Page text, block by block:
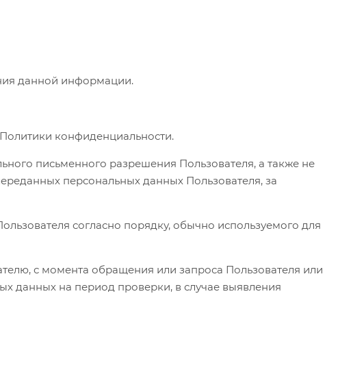
данной информации.
конфиденциальности.
письменного разрешения Пользователя, а также не
персональных данных Пользователя, за
согласно порядку, обычно используемого для
с момента обращения или запроса Пользователя или
данных на период проверки, в случае выявления